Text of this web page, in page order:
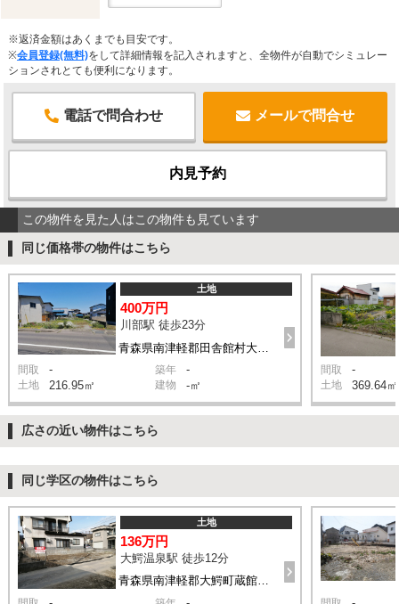
※返済金額はあくまでも目安です。
※会員登録(無料)をして詳細情報を記入されますと、全物件が自動でシミュレー
ションされとても便利になります。
電話で問合わせ メールで問合せ
内見予約
この物件を見た人はこの物件も見ています
同じ価格帯の物件はこちら
土地
400万円
川部駅 徒歩23分
間取 - 築年 -
土地 216.95㎡ 建物 -㎡
間取 -
土地 369.64㎡
広さの近い物件はこちら
同じ学区の物件はこちら
青森県南津軽郡大鰐町蔵館宮本
土地
136万円
大鰐温泉駅 徒歩12分